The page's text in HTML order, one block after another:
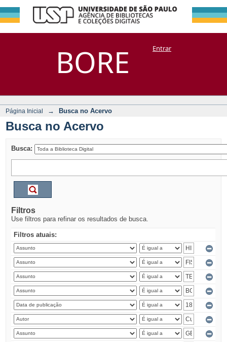
BORE
Busca no Acervo
DSpace/Manakin + CoriscoEntrar
Página Inicial → Busca no Acervo
Busca no Acervo
Busca:
Filtros
Use filtros para refinar os resultados de busca.
Filtros atuais: